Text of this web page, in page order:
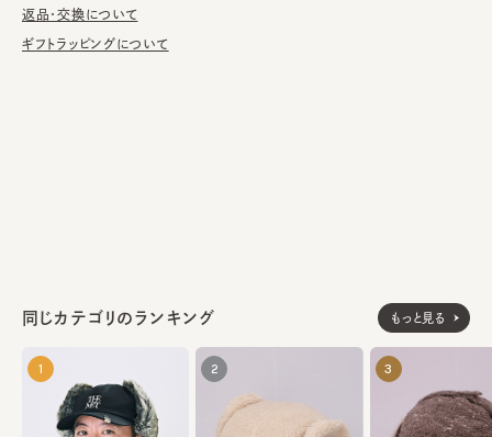
が汚れてしまう前の対策として、汗止めのハットライナーのお勧め
返品・交換について
ギフトラッピングについて
同じカテゴリのランキング もっと見る
1 2 3